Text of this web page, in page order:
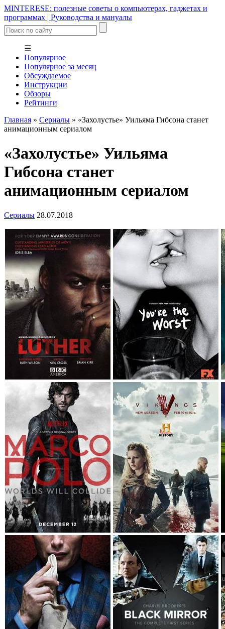
MINTERESE: полезные советы о компьютерах, гаджетах и
программах | Руководства и мануалы
☰
Популярное
Популярное за месяц
Обсуждаемое
Инструкции
Обзоры
Рейтинги
Главная » Сериалы » «Захолустье» Уильяма Гибсона станет
анимационным сериалом
«Захолустье» Уильяма
Гибсона станет
анимационным сериалом
Сериалы 28.07.2018